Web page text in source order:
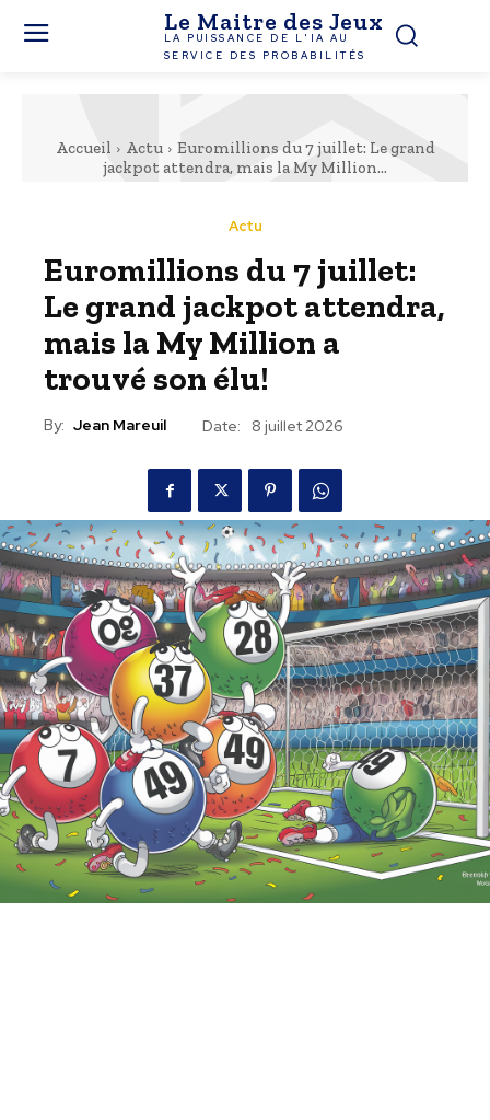
Le Maitre des Jeux
LA PUISSANCE DE L'IA AU
SERVICE DES PROBABILITÉS
Accueil Actu
Euromillions du 7 juillet: Le grand
jackpot attendra, mais la My Million...
Actu
Euromillions du 7 juillet:
Le grand jackpot attendra,
mais la My Million a
trouvé son élu!
By: Jean Mareuil Date: 8 juillet 2026